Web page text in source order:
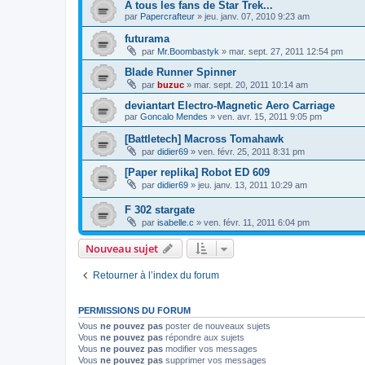
A tous les fans de Star Trek...
par Papercrafteur » jeu. janv. 07, 2010 9:23 am
futurama
par Mr.Boombastyk » mar. sept. 27, 2011 12:54 pm
Blade Runner Spinner
par buzuc » mar. sept. 20, 2011 10:14 am
deviantart Electro-Magnetic Aero Carriage
par Goncalo Mendes » ven. avr. 15, 2011 9:05 pm
[Battletech] Macross Tomahawk
par didier69 » ven. févr. 25, 2011 8:31 pm
[Paper replika] Robot ED 609
par didier69 » jeu. janv. 13, 2011 10:29 am
F 302 stargate
par isabelle.c » ven. févr. 11, 2011 6:04 pm
Nouveau sujet
Retourner à l’index du forum
PERMISSIONS DU FORUM
Vous ne pouvez pas poster de nouveaux sujets
Vous ne pouvez pas répondre aux sujets
Vous ne pouvez pas modifier vos messages
Vous ne pouvez pas supprimer vos messages